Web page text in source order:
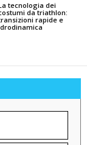
tecnologia dei
da triathlon:
rapide e